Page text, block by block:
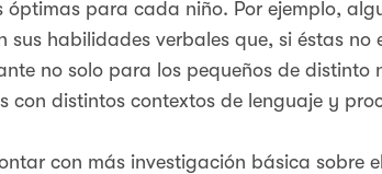
para cada niño. Por ejemplo,
habilidades verbales que, si éstas no
no solo para los pequeños de distinto
con distintos contextos de lenguaje y
con más investigación básica sobre